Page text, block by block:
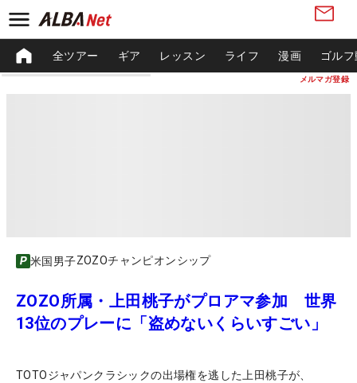
メルマガ登録
全ツアー ギア レッスン ライフ 漫画 ゴル
米国男子ZOZOチャンピオンシップ
ZOZO所属・上田桃子がプロアマ参加 世界
13位のプレーに「盗めないくらいすごい」
TOTOジャパンクラシックの出場権を逃した上田桃子が、